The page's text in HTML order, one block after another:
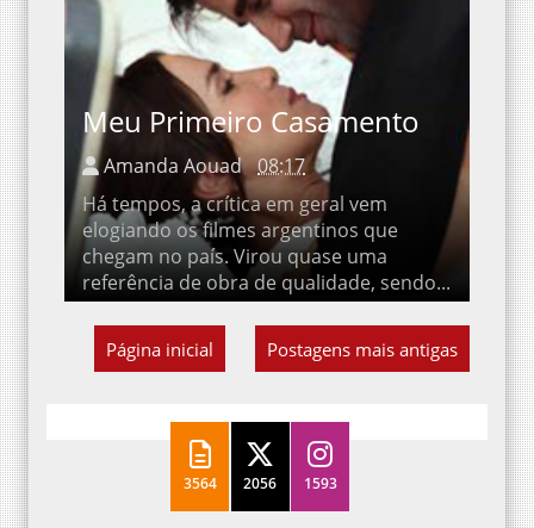
Meu Primeiro Casamento
Amanda Aouad 08:17
Há tempos, a crítica em geral vem
elogiando os filmes argentinos que
chegam no país. Virou quase uma
referência de obra de qualidade, sendo...
Postagens mais antigas
Página inicial
3564 2056 1593